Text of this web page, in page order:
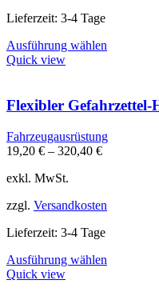
Lieferzeit: 3-4 Tage
Ausführung wählen
Varianten
auf.
Die
Optionen
Quick view
Flexibler Gefahrzettel-
Fahrzeugausrüstung
19,20 € – 320,40 €
exkl. MwSt.
zzgl. Versandkosten
Lieferzeit: 3-4 Tage
Ausführung wählen
Quick view